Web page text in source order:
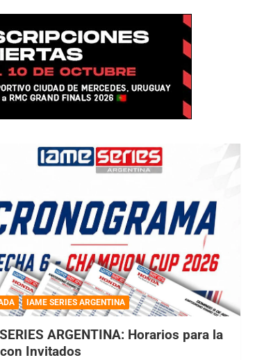
IAME SERIES ARGENTINA
ARGENTINA: Horarios para la
Invitados